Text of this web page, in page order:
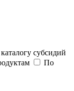
субсидий
По